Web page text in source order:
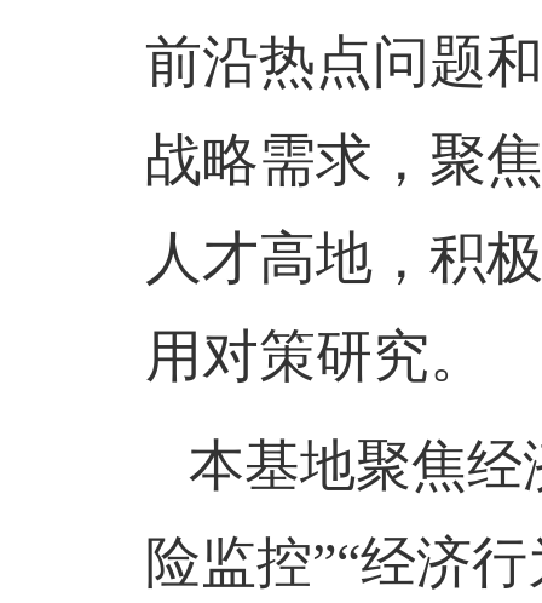
前沿热点问题
战略需求，聚
人才高地，积
用对策研究。
本基地聚焦经
险监控”“经济